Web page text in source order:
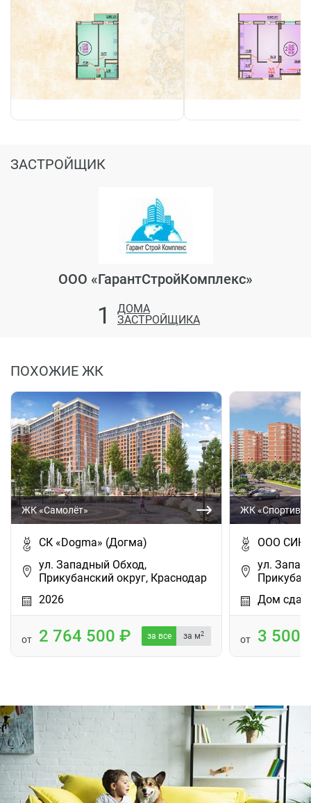
ЗАСТРОЙЩИК
ООО «ГарантСтройКомплекс»
1
ДОМА
ЗАСТРОЙЩИКА
ПОХОЖИЕ ЖК
ЖК «Самолёт»
СК «Dogma» (Догма)
ул. Западный Обход,
Прикубанский округ, Краснодар
2026
от 2 764 500 за все за м2
ЖК
ООО СИК
ул.
Дом сдан
от 3 500